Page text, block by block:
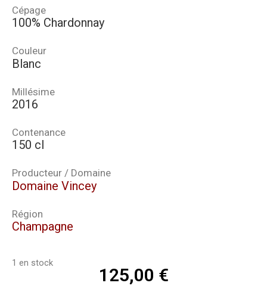
Cépage
100% Chardonnay
Couleur
Blanc
Millésime
2016
Contenance
150 cl
Producteur / Domaine
Domaine Vincey
Région
Champagne
1 en stock
125,00 €